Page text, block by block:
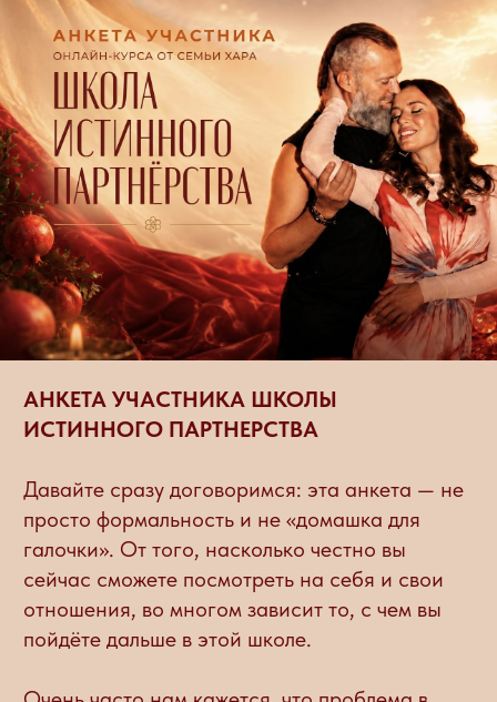
АНКЕТА УЧАСТНИКА ШКОЛЫ
ИСТИННОГО ПАРТНЕРСТВА
Давайте сразу договоримся: эта анкета — не
галочки». От того, насколько честно вы
сейчас сможете посмотреть на себя и свои
отношения, во многом зависит то, с чем вы
Очень часто нам кажется, что проблема в
партнёре, в обстоятельствах или в том, что
«просто не повезло». Но если смотреть
честно, многие сценарии в отношениях
повторяются. Мы выбираем похожих людей,
снова оказываемся в знакомой боли, терпим
то, что давно перестало быть нормой, или
незаметно для себя снова и снова предаём